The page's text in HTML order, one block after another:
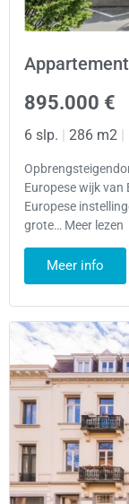
895.000 €
6 slp. 286 m2
Europese wijk van
Europese
grote… Meer lezen
Meer info